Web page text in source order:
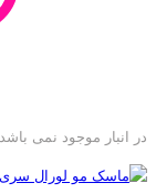
در انبار موجود نمی باشد